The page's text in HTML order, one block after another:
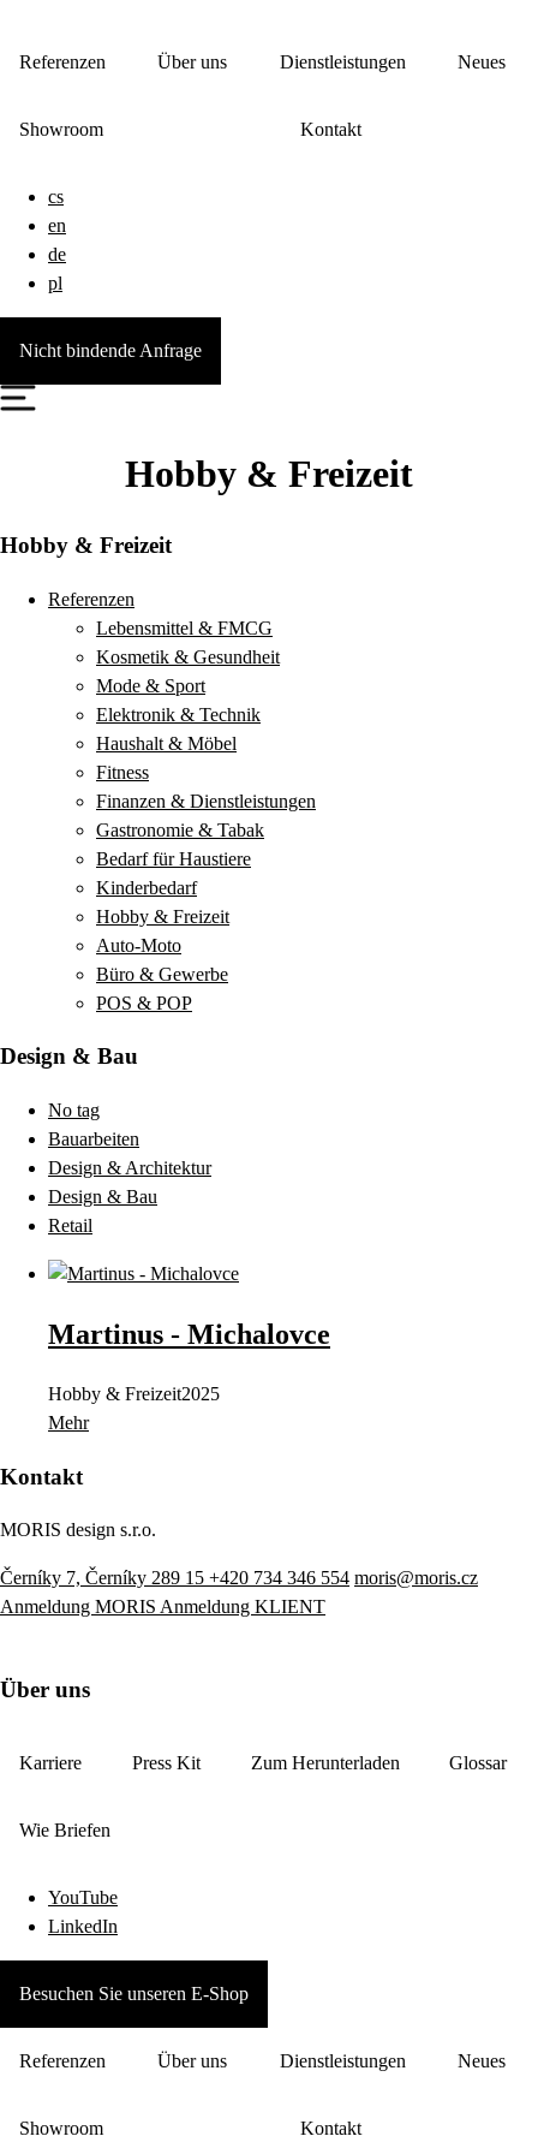
Referenzen Über uns Dienstleistungen Neues
Showroom Kontakt
cs
en
de
pl
Nicht bindende Anfrage
Hobby & Freizeit
Hobby & Freizeit
Referenzen
Lebensmittel & FMCG
Kosmetik & Gesundheit
Mode & Sport
Elektronik & Technik
Haushalt & Möbel
Fitness
Finanzen & Dienstleistungen
Gastronomie & Tabak
Bedarf für Haustiere
Kinderbedarf
Hobby & Freizeit
Auto-Moto
Büro & Gewerbe
POS & POP
Design & Bau
No tag
Bauarbeiten
Design & Architektur
Design & Bau
Retail
Martinus - Michalovce
Hobby & Freizeit2025
Mehr
Kontakt
MORIS design s.r.o.
Černíky 7, Černíky 289 15 +420 734 346 554 moris@moris.cz
Anmeldung MORIS Anmeldung KLIENT
Über uns
Karriere Press Kit Zum Herunterladen Glossar
Wie Briefen
YouTube
LinkedIn
Besuchen Sie unseren E-Shop
Referenzen Über uns Dienstleistungen Neues
Showroom Kontakt